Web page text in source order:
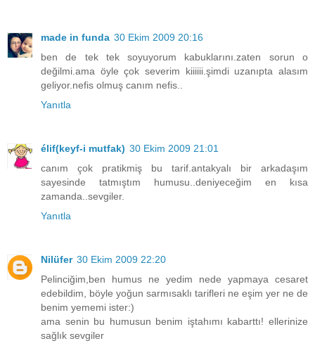
made in funda 30 Ekim 2009 20:16
ben de tek tek soyuyorum kabuklarını.zaten sorun o
değilmi.ama öyle çok severim kiiiiii.şimdi uzanıpta alasım
geliyor.nefis olmuş canım nefis..
Yanıtla
élif(keyf-i mutfak) 30 Ekim 2009 21:01
canım çok pratikmiş bu tarif.antakyalı bir arkadaşım
sayesinde tatmıştım humusu..deniyeceğim en kısa
zamanda..sevgiler.
Yanıtla
Nilüfer 30 Ekim 2009 22:20
Pelinciğim,ben humus ne yedim nede yapmaya cesaret
edebildim, böyle yoğun sarmısaklı tarifleri ne eşim yer ne de
benim yememi ister:)
ama senin bu humusun benim iştahımı kabarttı! ellerinize
sağlık sevgiler